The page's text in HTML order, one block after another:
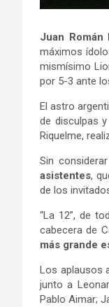
Juan Román
máximos
mismísimo
por 5-3 ante
El astro
de disculpas
Riquelme,
Sin
asistentes,
de los
“La 12”, de
cabecera de
más grande
Los aplausos
junto a
Pablo Aimar;